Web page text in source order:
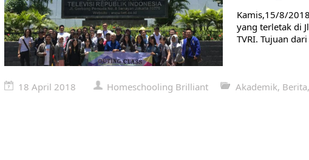
Kamis,15/8/
yang terletak di
TVRI. Tujuan
18 April 2018 Homeschooling Brilliant Akademik, Berita,